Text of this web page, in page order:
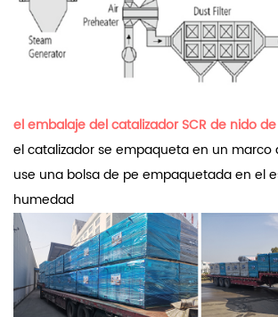
el embalaje del catalizador SCR de nido
el catalizador se empaqueta en un marco
use una bolsa de pe empaquetada en el
humedad